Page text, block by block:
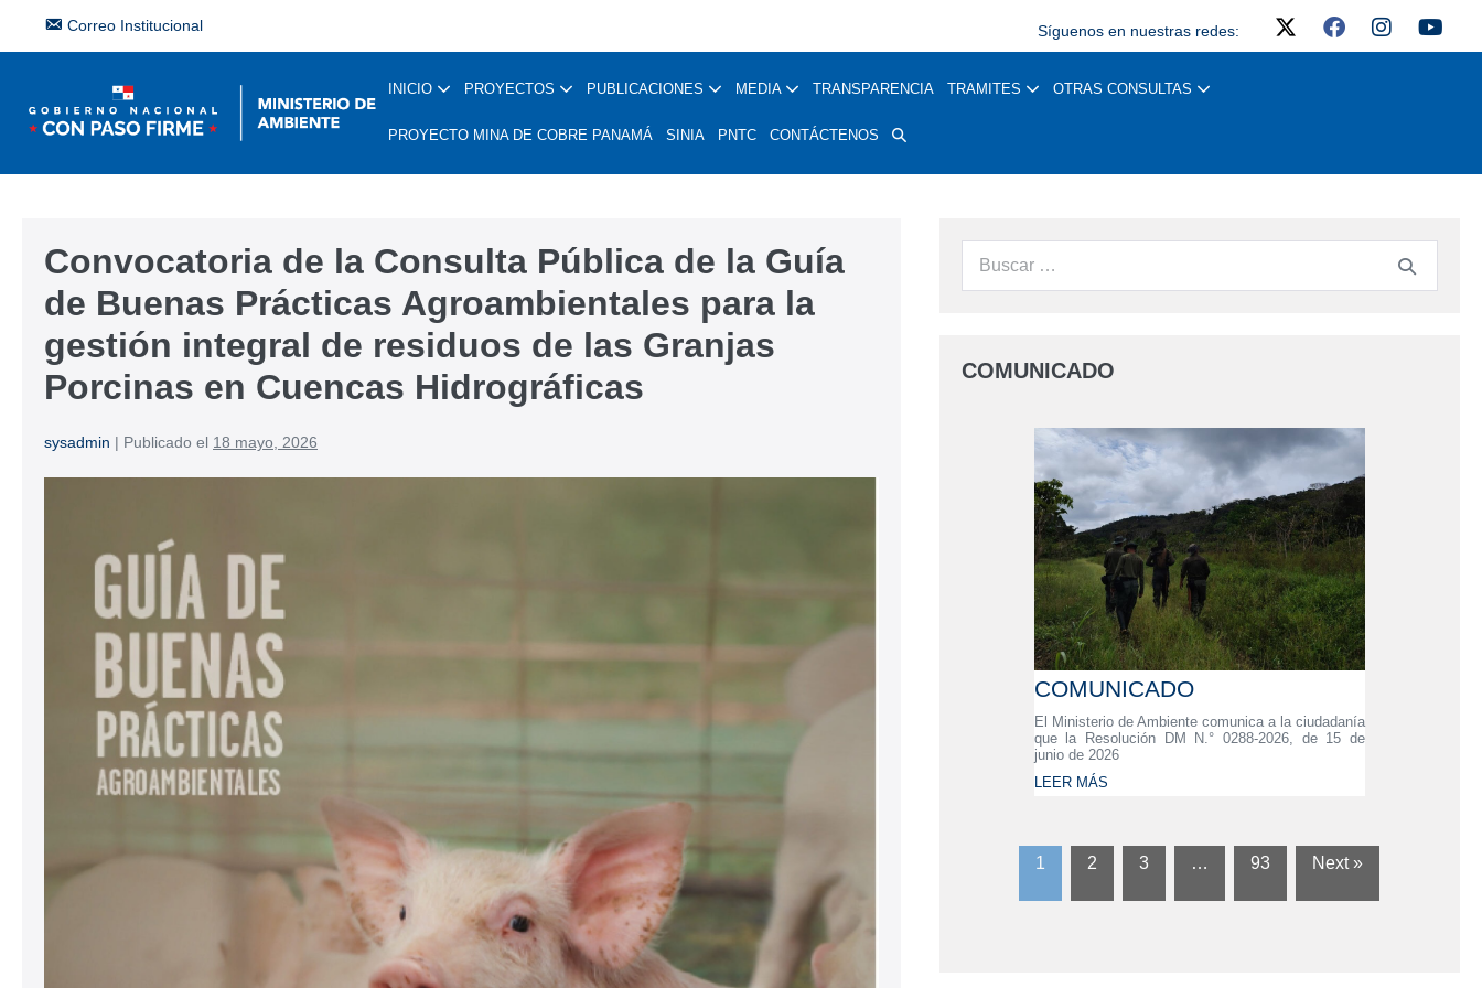
Correo Institucional Síguenos en nuestras redes:
INICIO PROYECTOS PUBLICACIONES MEDIA TRANSPARENCIA TRAMITES OTRAS CONSULTAS
PROYECTO MINA DE COBRE PANAMÁ SINIA PNTC CONTÁCTENOS
Convocatoria de la Consulta Pública de la Guía
de Buenas Prácticas Agroambientales para la
gestión integral de residuos de las Granjas
Porcinas en Cuencas Hidrográficas
sysadmin | Publicado el 18 mayo, 2026
COMUNICADO
COMUNICADO
El Ministerio de Ambiente comunica a la ciudadanía
que la Resolución DM N.° 0288-2026, de 15 de
junio de 2026
LEER MÁS
1 2 3 … 93 Next »